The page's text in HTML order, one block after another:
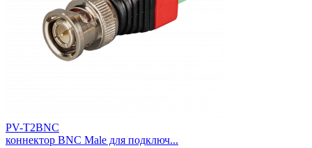
PV-T2BNC
коннектор BNC Male для подключ...